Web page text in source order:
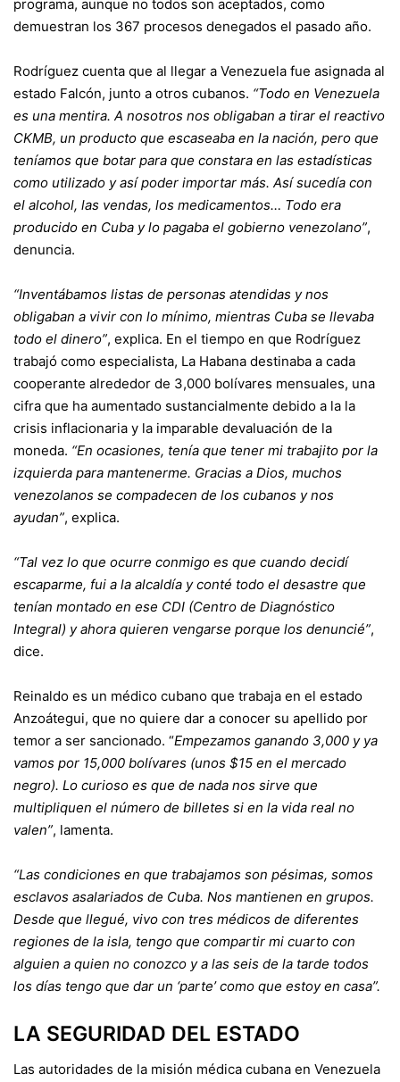
programa, aunque no todos son aceptados, como
demuestran los 367 procesos denegados el pasado año.
Rodríguez cuenta que al llegar a Venezuela fue asignada al
estado Falcón, junto a otros cubanos. “Todo en Venezuela
es una mentira. A nosotros nos obligaban a tirar el reactivo
CKMB, un producto que escaseaba en la nación, pero que
teníamos que botar para que constara en las estadísticas
como utilizado y así poder importar más. Así sucedía con
el alcohol, las vendas, los medicamentos… Todo era
producido en Cuba y lo pagaba el gobierno venezolano”,
denuncia.
“Inventábamos listas de personas atendidas y nos
obligaban a vivir con lo mínimo, mientras Cuba se llevaba
todo el dinero”, explica. En el tiempo en que Rodríguez
trabajó como especialista, La Habana destinaba a cada
cooperante alrededor de 3,000 bolívares mensuales, una
cifra que ha aumentado sustancialmente debido a la la
crisis inflacionaria y la imparable devaluación de la
moneda. “En ocasiones, tenía que tener mi trabajito por la
izquierda para mantenerme. Gracias a Dios, muchos
venezolanos se compadecen de los cubanos y nos
ayudan”, explica.
“Tal vez lo que ocurre conmigo es que cuando decidí
escaparme, fui a la alcaldía y conté todo el desastre que
tenían montado en ese CDI (Centro de Diagnóstico
Integral) y ahora quieren vengarse porque los denuncié”,
dice.
Reinaldo es un médico cubano que trabaja en el estado
Anzoátegui, que no quiere dar a conocer su apellido por
temor a ser sancionado. “Empezamos ganando 3,000 y ya
vamos por 15,000 bolívares (unos $15 en el mercado
negro). Lo curioso es que de nada nos sirve que
multipliquen el número de billetes si en la vida real no
valen”, lamenta.
“Las condiciones en que trabajamos son pésimas, somos
esclavos asalariados de Cuba. Nos mantienen en grupos.
Desde que llegué, vivo con tres médicos de diferentes
regiones de la isla, tengo que compartir mi cuarto con
alguien a quien no conozco y a las seis de la tarde todos
los días tengo que dar un ‘parte’ como que estoy en casa”.
LA SEGURIDAD DEL ESTADO
Las autoridades de la misión médica cubana en Venezuela